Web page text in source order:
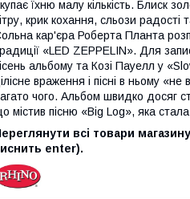
їхню малу кількість. Блиск
крик кохання, сльози радості
кар'єра Роберта Планта
«LED ZEPPELIN». Для
альбому та Козі Пауелл у
враження і пісні в ньому
чого. Альбом швидко досяг
містив пісню «Big Log», яка
всі товари
enter).